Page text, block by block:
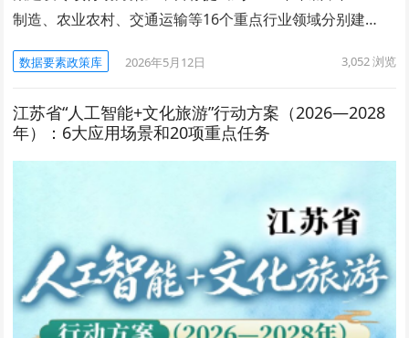
制造、农业农村、交通运输等16个重点行业领域分别建…
数据要素政策库 2026年5月12日 3,052浏览
江苏省“人工智能+文化旅游”行动方案（2026—2028
年）：6大应用场景和20项重点任务